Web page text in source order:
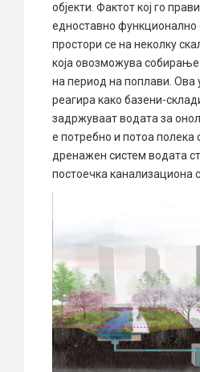
објекти. Фактот кој го
едноставно функционално
простори се на неколку
која овозможува
на период на поплави. Ова
реагира како базени-
задржуваат водата за
е потребно и потоа
дренажен систем водата
постоечка канализациона